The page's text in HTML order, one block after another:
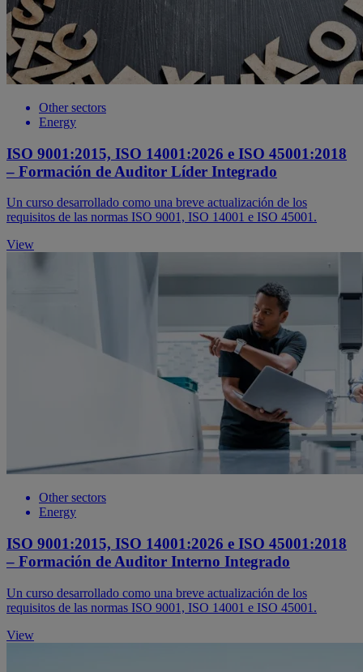
Other sectors
Energy
ISO 9001:2015, ISO 14001:2026 e ISO 45001:2018
– Formación de Auditor Líder Integrado
Un curso desarrollado como una breve actualización de los
requisitos de las normas ISO 9001, ISO 14001 e ISO 45001.
View
Other sectors
Energy
ISO 9001:2015, ISO 14001:2026 e ISO 45001:2018
– Formación de Auditor Interno Integrado
Un curso desarrollado como una breve actualización de los
requisitos de las normas ISO 9001, ISO 14001 e ISO 45001.
View